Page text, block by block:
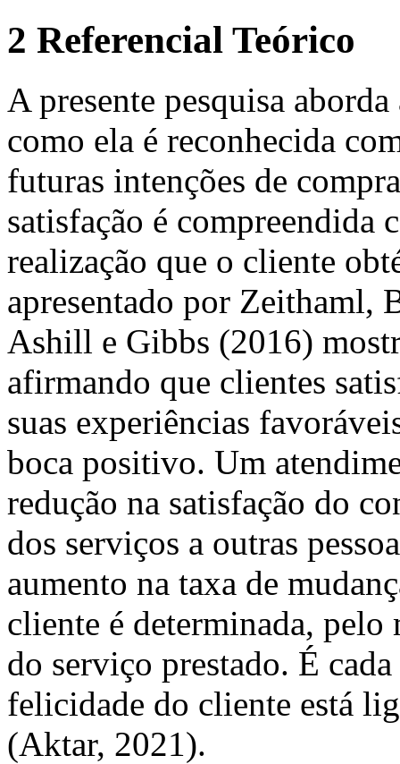
2 Referencial Teórico
A presente pesquisa
como ela é reconhecida
futuras intenções de
satisfação é compreendida
realização que o cliente
apresentado por Zeithaml,
Ashill e Gibbs (2016)
afirmando que clientes
suas experiências
boca positivo. Um
redução na satisfação do
dos serviços a outras
aumento na taxa de
cliente é determinada,
do serviço prestado. É
felicidade do cliente está
(Aktar, 2021).